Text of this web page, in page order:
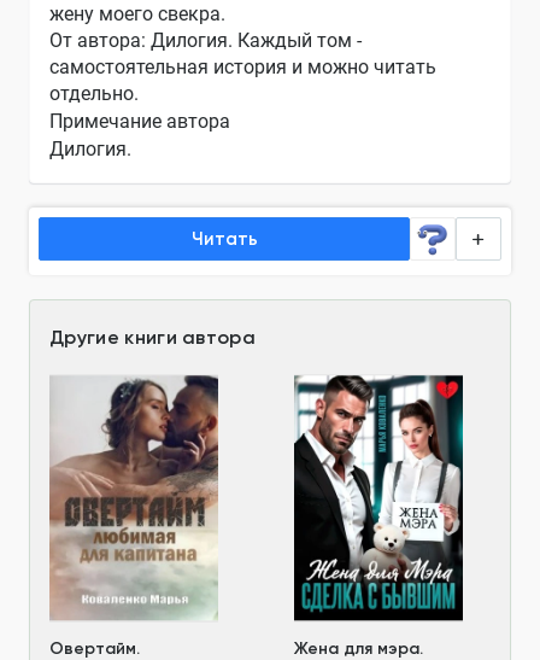
жену моего свекра.
От автора: Дилогия. Каждый том -
самостоятельная история и можно читать
отдельно.
Примечание автора
Дилогия.
Читать
Другие книги автора
Овертайм.
Жена для мэра.